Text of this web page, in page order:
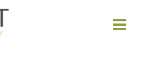
zdražuje a volné